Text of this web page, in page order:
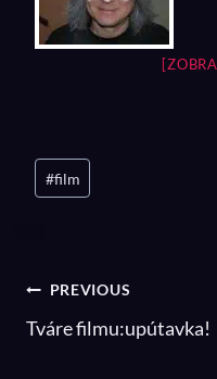
Post
Tags:
#film
NAVIGÁCIA
V
PREVIOUS
Tváre filmu:upútavka!